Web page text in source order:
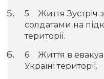
Життя Зустріч
солдатами на
території.
Життя в
Україні території.